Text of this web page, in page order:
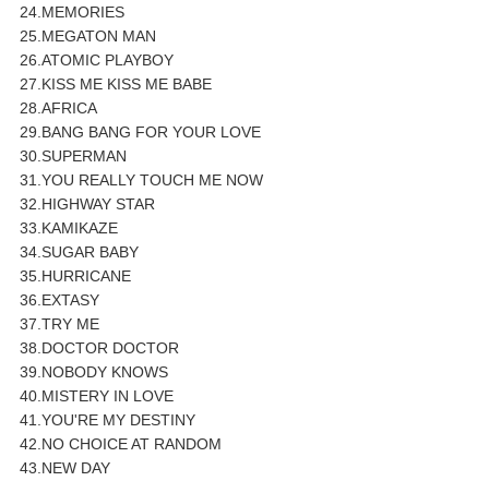
24.MEMORIES
25.MEGATON MAN
26.ATOMIC PLAYBOY
27.KISS ME KISS ME BABE
28.AFRICA
29.BANG BANG FOR YOUR LOVE
30.SUPERMAN
31.YOU REALLY TOUCH ME NOW
32.HIGHWAY STAR
33.KAMIKAZE
34.SUGAR BABY
35.HURRICANE
36.EXTASY
37.TRY ME
38.DOCTOR DOCTOR
39.NOBODY KNOWS
40.MISTERY IN LOVE
41.YOU'RE MY DESTINY
42.NO CHOICE AT RANDOM
43.NEW DAY